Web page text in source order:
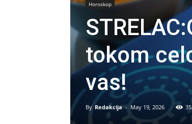
Horoskop
tokom
vas!
By Redakcija - May 19, 2026